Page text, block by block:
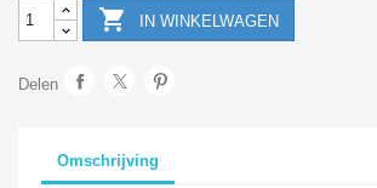
 IN WINKELWAGEN
Delen
Omschrijving